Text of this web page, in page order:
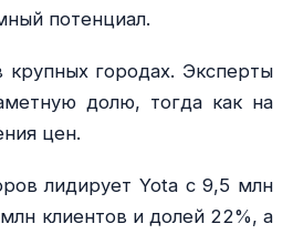
потенциал.
городах. Эксперты
долю, тогда как на
цен.
лидирует Yota с 9,5 млн
клиентов и долей 22%, а